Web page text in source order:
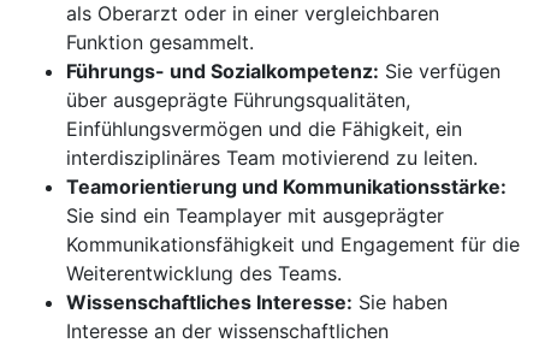
als Oberarzt oder in einer vergleichbaren
Funktion gesammelt.
Führungs- und Sozialkompetenz: Sie verfügen
über ausgeprägte Führungsqualitäten,
Einfühlungsvermögen und die Fähigkeit, ein
interdisziplinäres Team motivierend zu leiten.
Teamorientierung und Kommunikationsstärke:
Sie sind ein Teamplayer mit ausgeprägter
Kommunikationsfähigkeit und Engagement für die
Weiterentwicklung des Teams.
Wissenschaftliches Interesse: Sie haben
Interesse an der wissenschaftlichen